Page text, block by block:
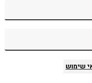
שימוש